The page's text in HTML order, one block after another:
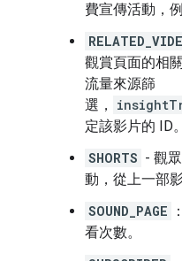
費宣傳活動，
觀賞頁面的相
流量來源篩
選，
定該影片的 ID。
SHORTS - 觀
動，從上一部
SOUND_PAGE
看次數。